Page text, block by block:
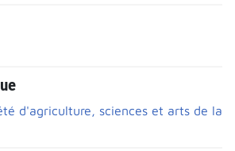
d'agriculture, sciences et arts de la